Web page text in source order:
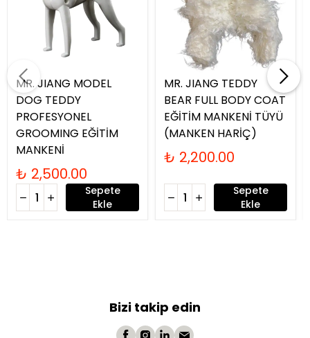
MR. JIANG MODEL
DOG TEDDY
PROFESYONEL
GROOMING EĞİTİM
MANKENİ
₺ 2,500.00
Sepete
Ekle
MR. JIANG TEDDY
BEAR FULL BODY COAT
EĞİTİM MANKENİ TÜYÜ
(MANKEN HARİÇ)
₺ 2,200.00
Sepete
Ekle
Bizi takip edin